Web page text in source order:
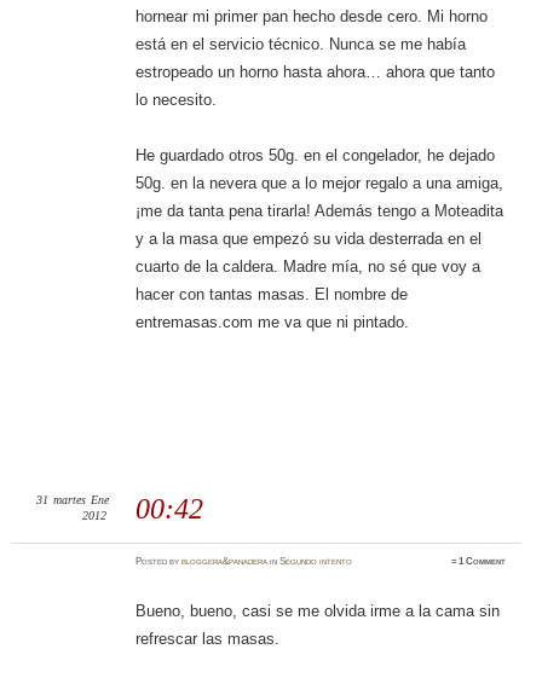
hornear mi primer pan hecho desde cero. Mi horno
está en el servicio técnico. Nunca se me había
estropeado un horno hasta ahora… ahora que tanto
lo necesito.
He guardado otros 50g. en el congelador, he dejado
50g. en la nevera que a lo mejor regalo a una amiga,
¡me da tanta pena tirarla! Además tengo a Moteadita
y a la masa que empezó su vida desterrada en el
cuarto de la caldera. Madre mía, no sé que voy a
hacer con tantas masas. El nombre de
entremasas.com me va que ni pintado.
00:42
31 martes Ene
2012
Postedbybloggera&panadera inSegundo intento ≈1 Comment
Bueno, bueno, casi se me olvida irme a la cama sin
refrescar las masas.